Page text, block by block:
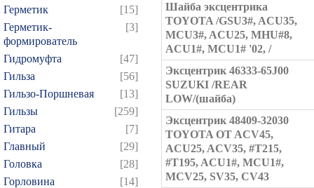
Герметик
[15]
Герметик-
формирователь
[3]
Гидромуфта
[47]
Гильза
[56]
Гильзо-Поршневая
[13]
Гильзы
[259]
Гитара
[7]
Главный
[29]
Головка
[28]
Горловина
[14]
Шайба эксцентрика
TOYOTA /GSU3#, ACU35,
MCU3#, ACU25, MHU#8,
ACU1#, MCU1# '02, /
Эксцентрик 46333-65J00
SUZUKI /REAR
LOW/(шайба)
Эксцентрик 48409-32030
TOYOTA OT ACV45,
ACU25, ACV35, #T215,
#T195, ACU1#, MCU1#,
MCV25, SV35, CV43